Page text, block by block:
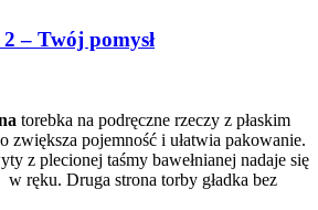
– Twój pomysł
torebka na podręczne rzeczy z płaskim
zwiększa pojemność i ułatwia pakowanie.
z plecionej taśmy bawełnianej nadaje się
ręku. Druga strona torby gładka bez